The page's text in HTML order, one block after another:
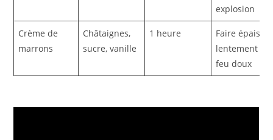
explosion
Crème de
marrons
Châtaignes,
sucre, vanille
1 heure
Faire épaissir
lentement au
feu doux